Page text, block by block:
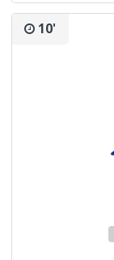
10'